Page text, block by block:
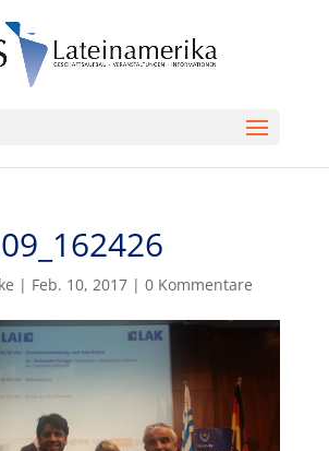
| Feb. 10, 2017| 0 Kommentare